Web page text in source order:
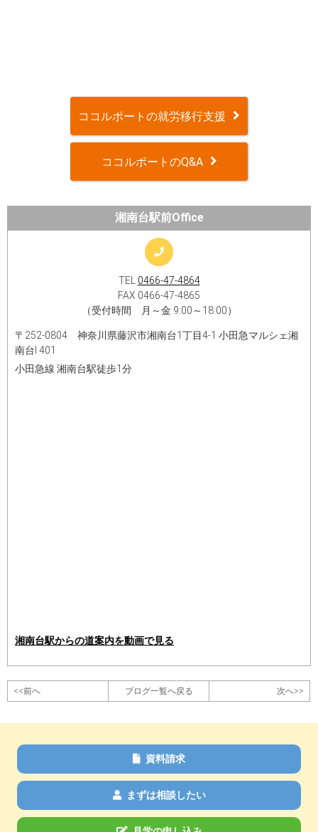
ココルポートの就労移行支援
ココルポートのQ&A
湘南台駅前Office
TEL 0466-47-4864
FAX 0466-47-4865
（受付時間 月～金 9:00～18:00）
〒252-0804 神奈川県藤沢市湘南台1丁目4-1 小田急マルシェ湘
南台Ⅰ 401
小田急線 湘南台駅徒歩1分
湘南台駅からの道案内を動画で見る
<<前へ ブログ一覧へ戻る 次へ>>
資料請求
まずは相談したい